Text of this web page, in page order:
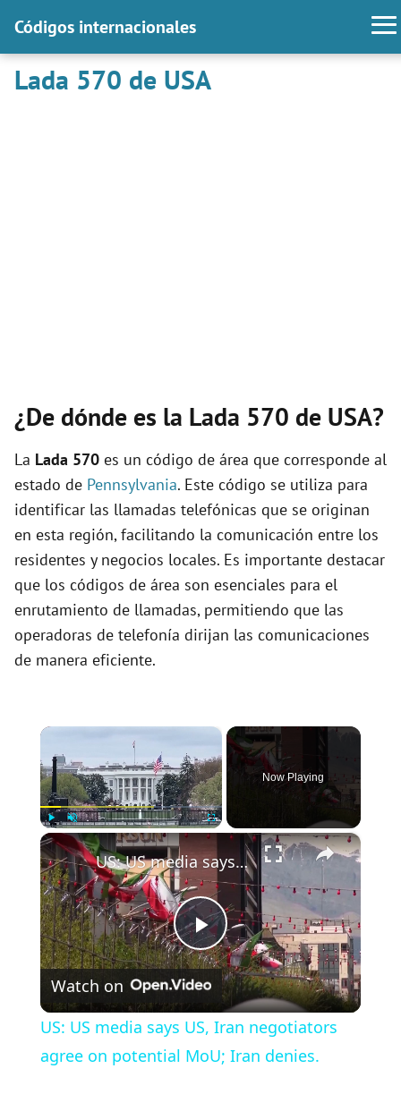
Códigos internacionales
Lada 570 de USA
¿De dónde es la Lada 570 de USA?
La Lada 570 es un código de área que corresponde al
estado de Pennsylvania. Este código se utiliza para
identificar las llamadas telefónicas que se originan
en esta región, facilitando la comunicación entre los
residentes y negocios locales. Es importante destacar
que los códigos de área son esenciales para el
enrutamiento de llamadas, permitiendo que las
operadoras de telefonía dirijan las comunicaciones
de manera eficiente.
×
Play Unmute Fullscreen
Now Playing
×
P
a
US: US media says US, Iran negotiators agree on potential MoU; Iran denies.
Watch on
US: US media says US, Iran negotiators
agree on potential MoU; Iran denies.